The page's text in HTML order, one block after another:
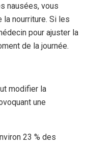
nausées, vous
nourriture. Si les
pour ajuster la
de la journée.
modifier la
une
23 % des